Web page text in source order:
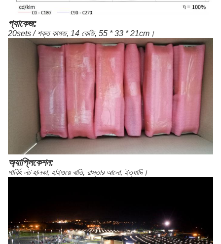
প্যাকেজ:
20sets / শক্ত কাগজ, 14 কেজি, 55 * 33 * 21cm।
অ্যাপ্লিকেশন:
পার্কিং লট হালকা, হাইওয়ে বাতি, রাস্তার আলো, ইত্যাদি।